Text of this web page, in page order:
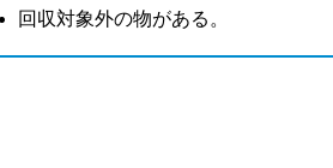
回収対象外の物がある。